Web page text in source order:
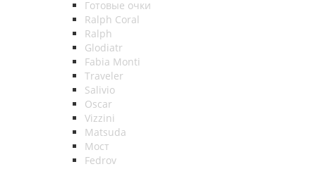
Готовые очки
Ralph Coral
Ralph
Glodiatr
Fabia Monti
Traveler
Salivio
Oscar
Vizzini
Matsuda
Мост
Fedrov